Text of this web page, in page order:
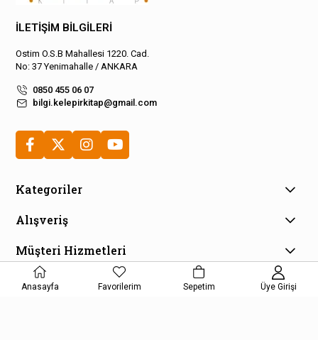
İLETİŞİM BİLGİLERİ
Ostim O.S.B Mahallesi 1220. Cad.
No: 37 Yenimahalle / ANKARA
0850 455 06 07
bilgi.kelepirkitap@gmail.com
Kategoriler
Alışveriş
Müşteri Hizmetleri
E-Bülten Aboneliği
Kampanya ve fırsatlardan haberdar olmak için e-bültenimize
Anasayfa Favorilerim Sepetim Üye Girişi